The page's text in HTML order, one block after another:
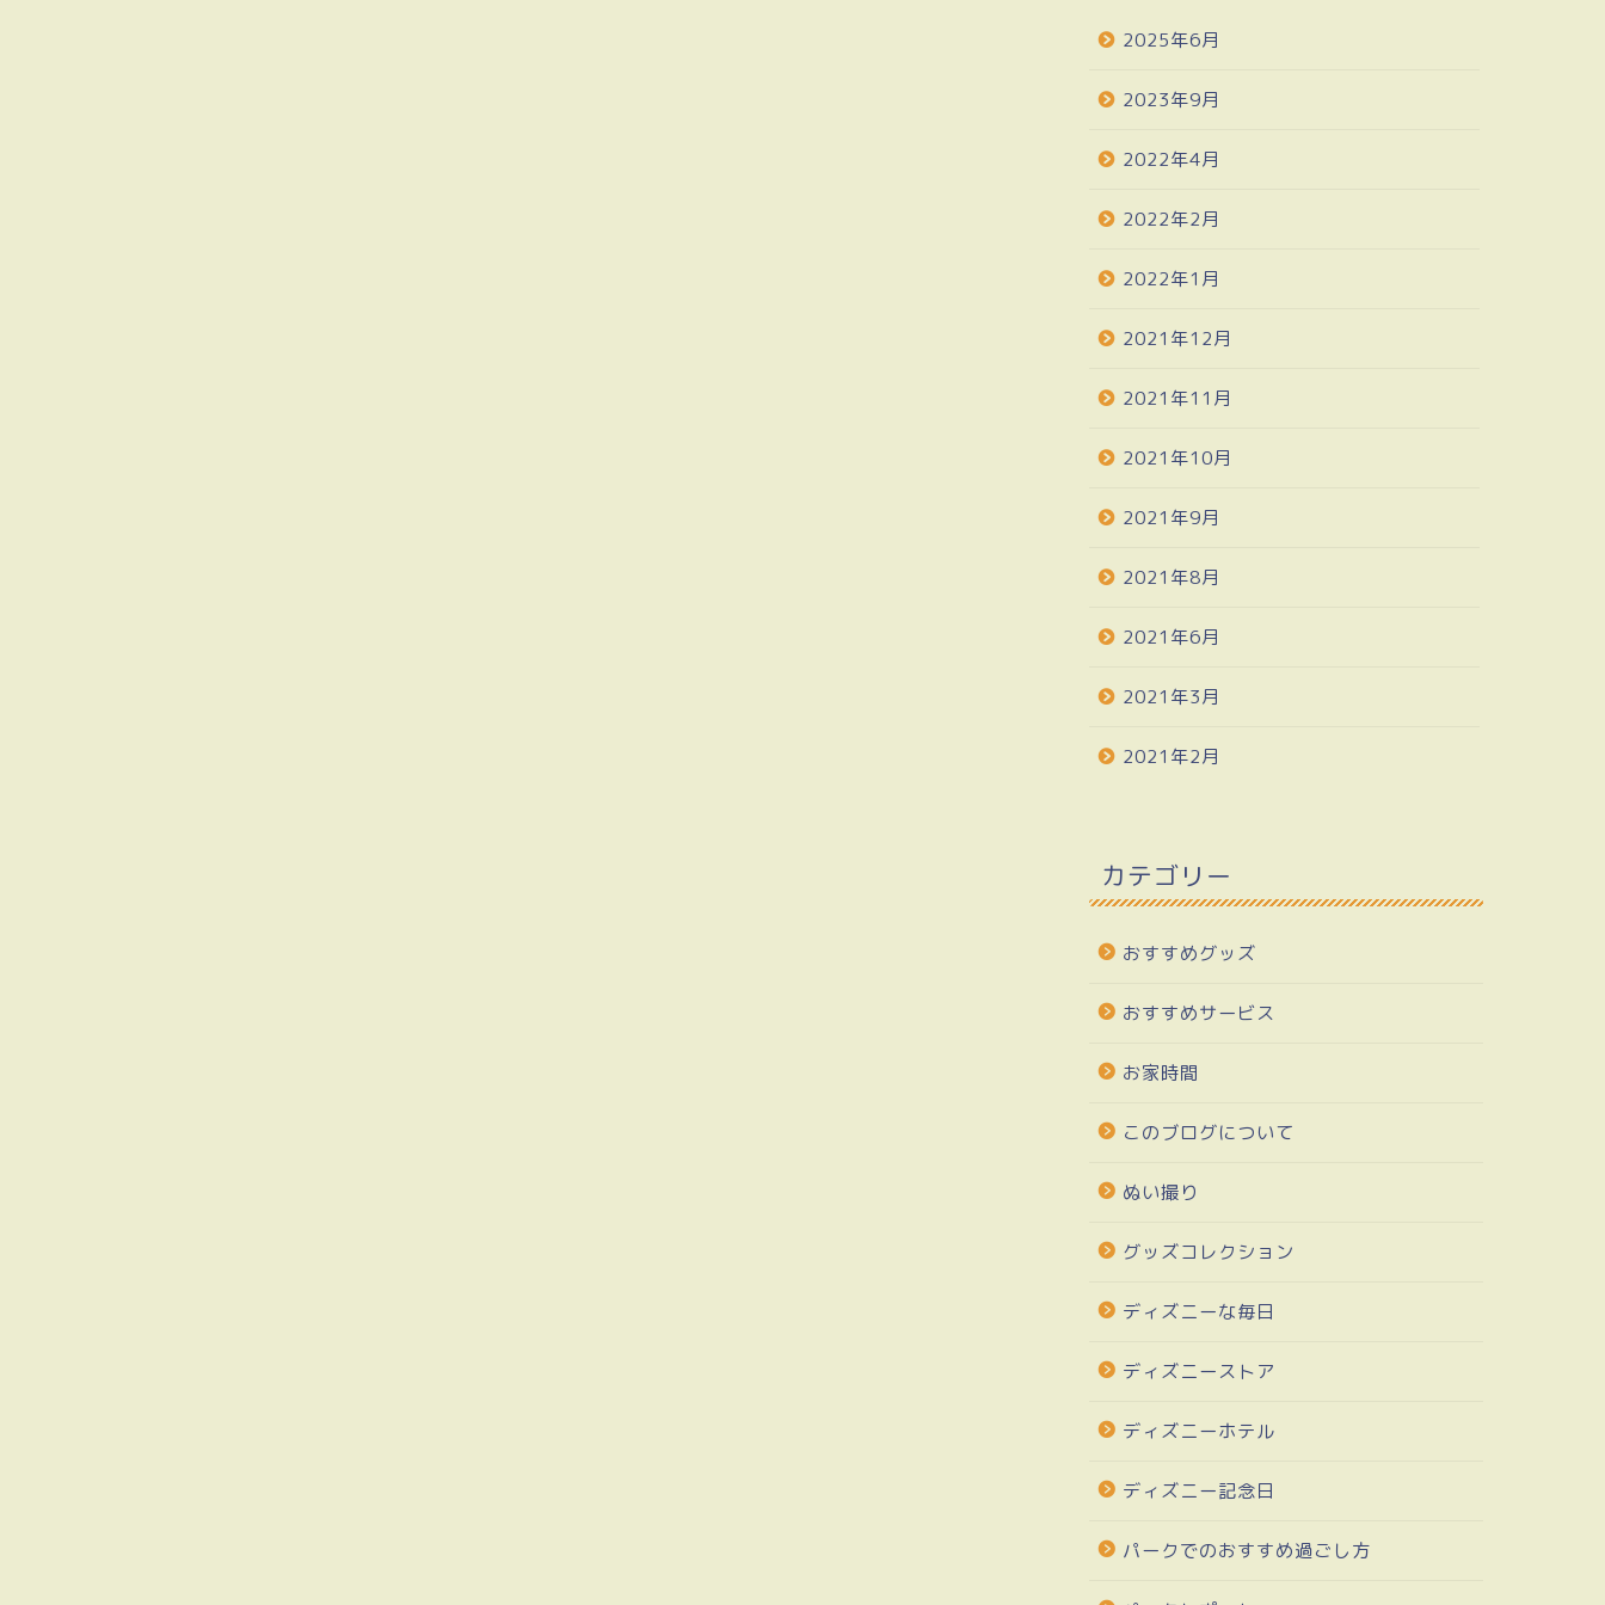
2025年6月
2023年9月
2022年4月
2022年2月
2022年1月
2021年12月
2021年11月
2021年10月
2021年9月
2021年8月
2021年6月
2021年3月
2021年2月
カテゴリー
おすすめグッズ
おすすめサービス
お家時間
このブログについて
ぬい撮り
グッズコレクション
ディズニーな毎日
ディズニーストア
ディズニーホテル
ディズニー記念日
パークでのおすすめ過ごし方